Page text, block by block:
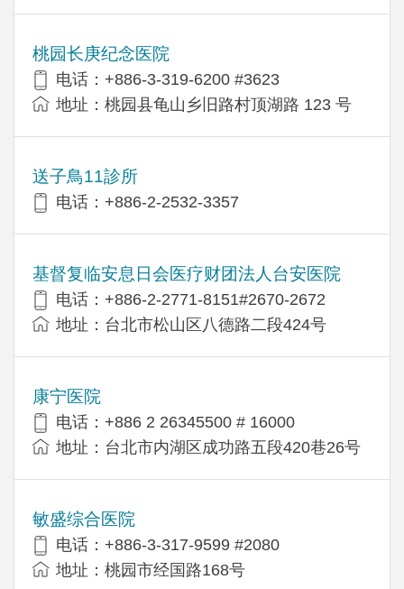
桃园长庚纪念医院
电话：+886-3-319-6200 #3623
地址：桃园县龟山乡旧路村顶湖路 123 号
送子鳥11診所
电话：+886-2-2532-3357
基督复临安息日会医疗财团法人台安医院
电话：+886-2-2771-8151#2670-2672
地址：台北市松山区八德路二段424号
康宁医院
电话：+886 2 26345500 # 16000
地址：台北市内湖区成功路五段420巷26号
敏盛综合医院
电话：+886-3-317-9599 #2080
地址：桃园市经国路168号